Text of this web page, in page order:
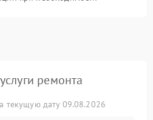
ремонта
текущую дату 09.08.2026